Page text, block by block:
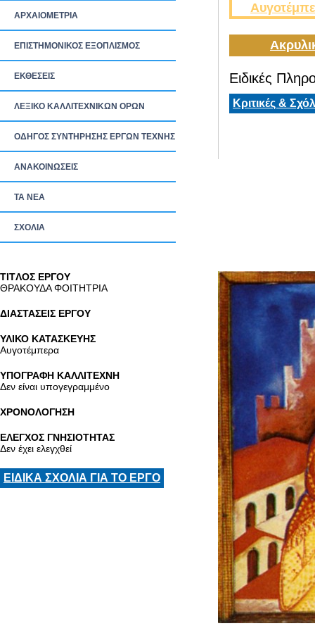
ΑΡΧΑΙΟΜΕΤΡΙΑ
ΕΠΙΣΤΗΜΟΝΙΚΟΣ ΕΞΟΠΛΙΣΜΟΣ
ΕΚΘΕΣΕΙΣ
ΛΕΞΙΚΟ ΚΑΛΛΙΤΕΧΝΙΚΩΝ ΟΡΩΝ
ΟΔΗΓΟΣ ΣΥΝΤΗΡΗΣΗΣ ΕΡΓΩΝ ΤΕΧΝΗΣ
ΑΝΑΚΟΙΝΩΣΕΙΣ
ΤΑ ΝEΑ
ΣΧΟΛΙΑ
Ειδικές
Κριτικές &
TITΛΟΣ ΕΡΓΟΥ
ΘΡΑΚΟΥΔΑ ΦΟΙΤΗΤΡΙΑ
ΔΙΑΣΤΑΣΕΙΣ ΕΡΓΟΥ
ΥΛΙΚΟ ΚΑΤΑΣΚΕΥΗΣ
Αυγοτέμπερα
ΥΠΟΓΡΑΦΗ ΚΑΛΛΙΤΕΧΝΗ
Δεν είναι υπογεγραμμένο
ΧΡΟΝΟΛΟΓΗΣΗ
ΕΛΕΓΧΟΣ ΓΝΗΣΙΟΤΗΤΑΣ
Δεν έχει ελεγχθεί
ΕΙΔΙΚΑ ΣΧΟΛΙΑ ΓΙΑ ΤΟ ΕΡΓΟ